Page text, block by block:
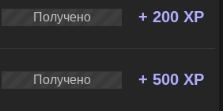
Получено + 200 XP
Получено + 500 XP